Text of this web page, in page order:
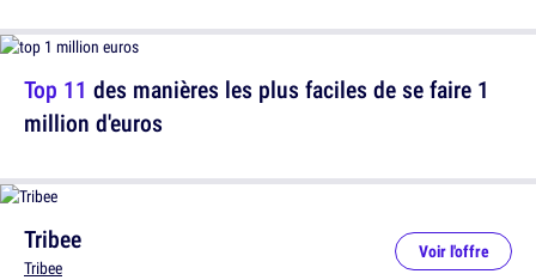
Tribee
Tribee
Voir l'offre
Top 11 des manières les plus faciles de se faire 1
million d'euros